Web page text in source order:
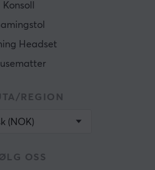
Konsoll
Headset
REGION
(NOK)
OSS